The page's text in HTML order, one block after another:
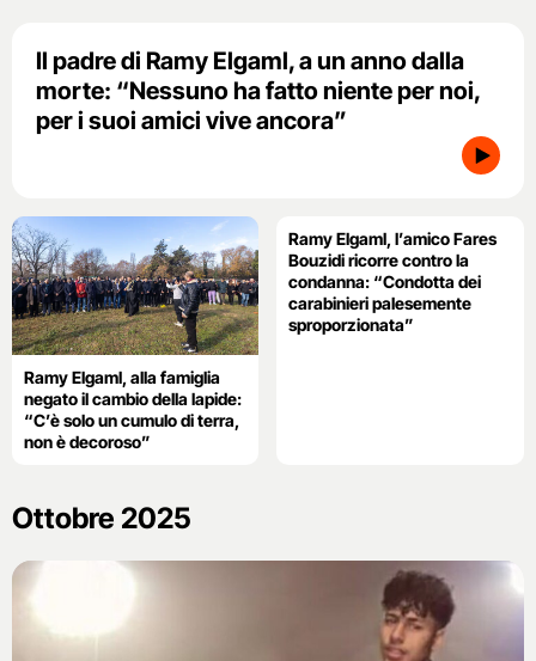
Il padre di Ramy Elgaml, a un anno dalla
morte: “Nessuno ha fatto niente per noi,
per i suoi amici vive ancora”
Ramy Elgaml, alla famiglia
negato il cambio della lapide:
“C’è solo un cumulo di terra,
non è decoroso”
Ramy Elgaml, l’amico Fares
Bouzidi ricorre contro la
condanna: “Condotta dei
carabinieri palesemente
sproporzionata”
Ottobre 2025